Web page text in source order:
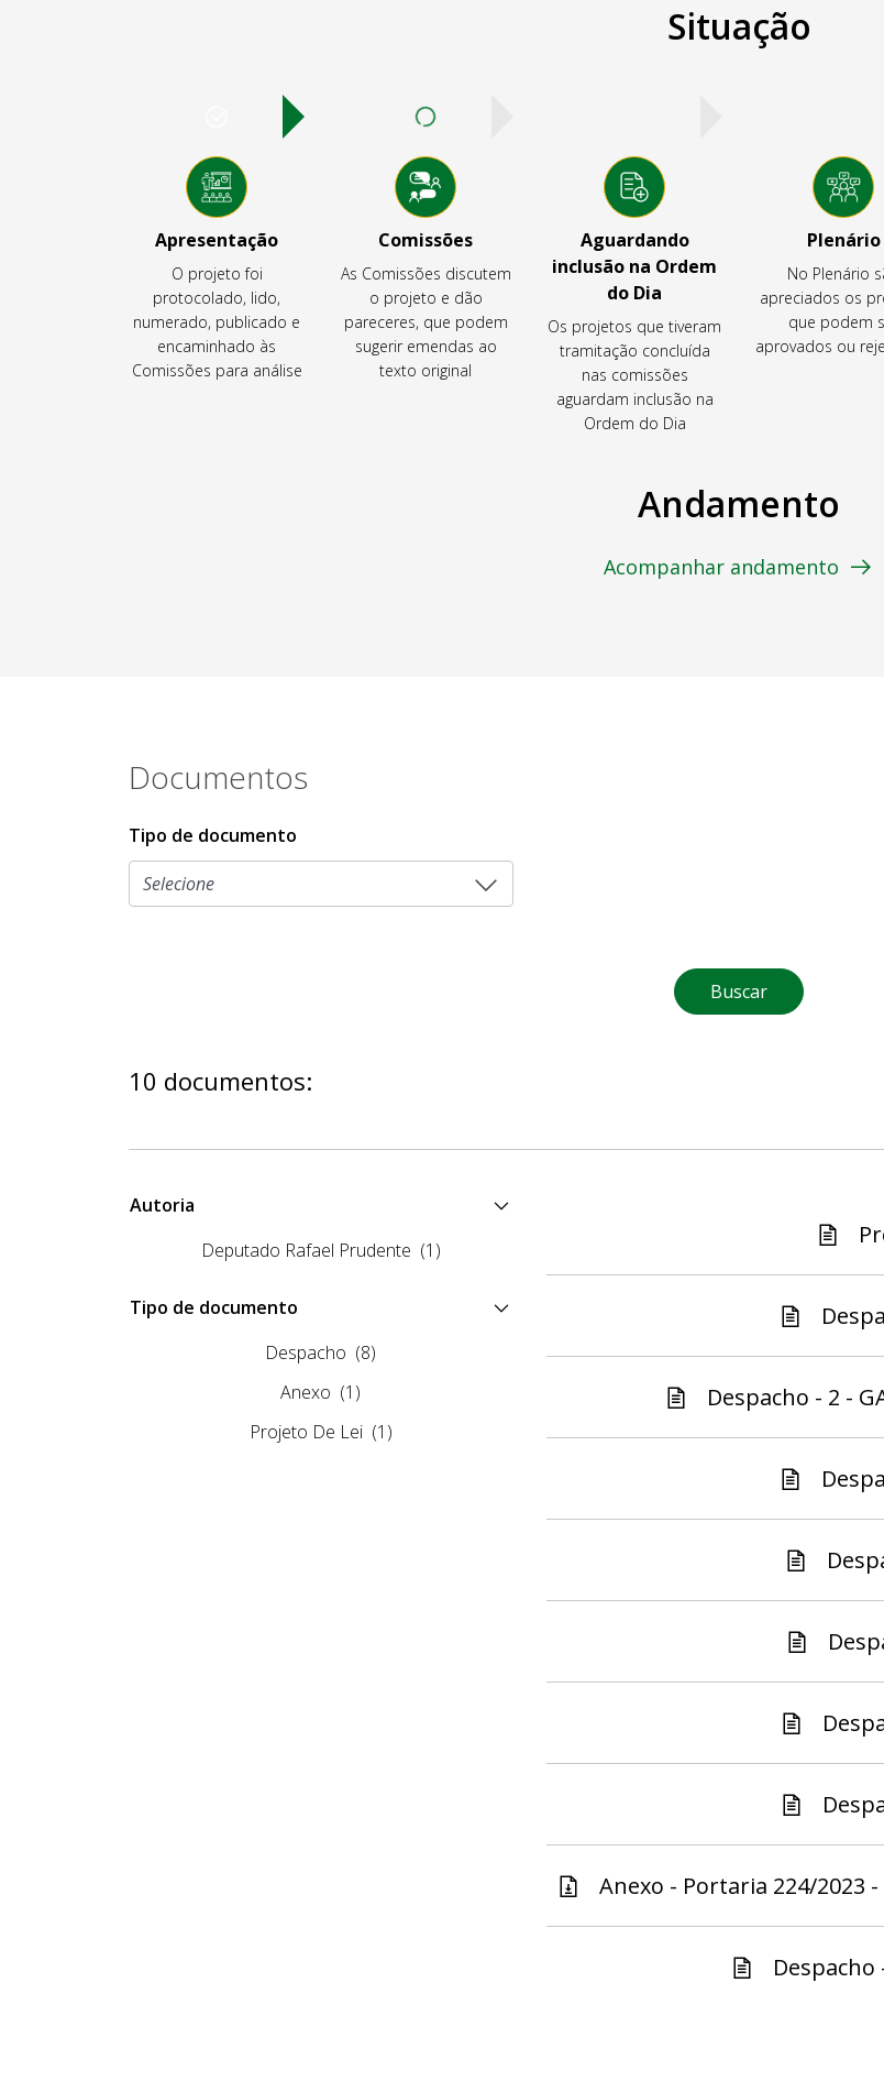
Situação
Apresentação
O projeto foi
protocolado, lido,
numerado, publicado e
encaminhado às
Comissões para análise
Comissões
As Comissões discutem
o projeto e dão
pareceres, que podem
sugerir emendas ao
texto original
Aguardando
inclusão na Ordem
do Dia
Os projetos que tiveram
tramitação concluída
nas comissões
aguardam inclusão na
Ordem do Dia
Plenário
No Plenário
apreciados os
que podem
aprovados ou
Andamento
Acompanhar andamento
Documentos
Tipo de documento
Buscar
10 documentos:
Autoria
Deputado Rafael Prudente (1)
Tipo de documento
Despacho (8)
Anexo (1)
Projeto De Lei (1)
Despacho - 2 -
Anexo - Portaria 224/2023 -
Despacho